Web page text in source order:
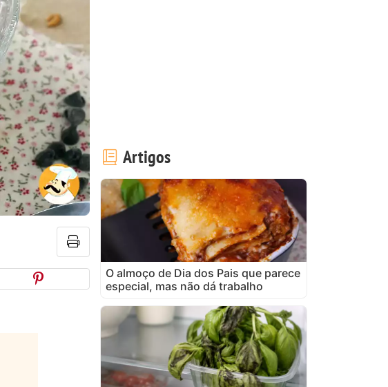
Artigos
O almoço de Dia dos Pais que parece
especial, mas não dá trabalho